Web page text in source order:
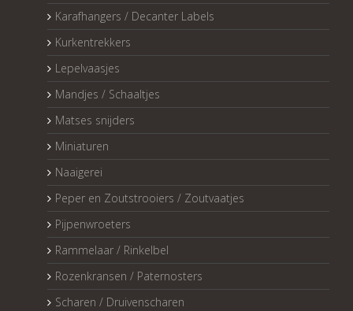
Karafhangers / Decanter Labels
Kurkentrekkers
Lepelvaasjes
Mandjes / Schaaltjes
Matses snijders
Miniaturen
Naaigerei
Peper en Zoutstrooiers / Zoutvaatjes
Pijpenwroeters
Rammelaar / Rinkelbel
Rozenkransen / Paternosters
Scharen / Druivenscharen